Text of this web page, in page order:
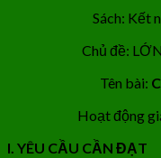
Sách: Kết
Chủ đề:
Tên bài:
Hoạt động
I. YÊU CẦU CẦN ĐẠT